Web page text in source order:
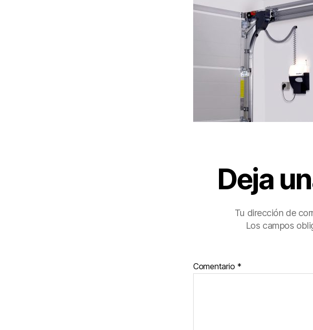
Deja
Tu dirección de
Los campos
Comentario *